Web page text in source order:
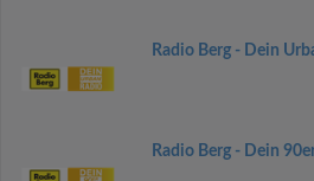
Radio Berg - Dein
Radio Berg - Dein